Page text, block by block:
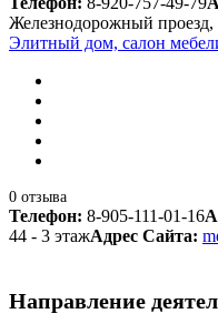
Железнодорожный проезд,
Элитный дом, салон
0 отзыва
Телефон: 8-905-111-01-16
44 - 3 этажАдрес Сайта:
Направление